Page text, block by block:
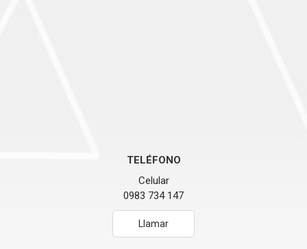
TELÉFONO
Celular
0983 734 147
Llamar